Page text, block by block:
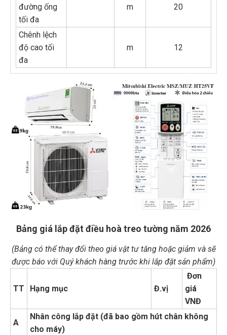
đường ống
tối đa
m 20
Chênh lệch
độ cao tối
đa
m 12
Bảng giá lắp đặt điều hoà treo tường năm 2026
(Bảng có thể thay đổi theo giá vật tư tăng hoặc giảm và sẽ
được báo với Quý khách hàng trước khi lắp đặt sản phẩm)
TT Hạng mục Đ.vị
Đơn
giá
VNĐ
A
Nhân công lắp đặt (đã bao gồm hút chân không
cho máy)